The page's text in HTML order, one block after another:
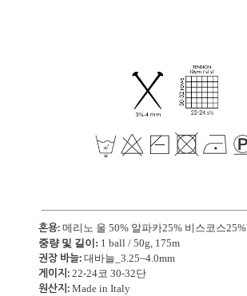
혼용: 메리노 울 50% 알파카25% 비스코스25%
중량 및 길이: 1 ball / 50g, 175m
권장 바늘: 대바늘_3.25~4.0mm
게이지: 22-24코 30-32단
원산지: Made in Italy